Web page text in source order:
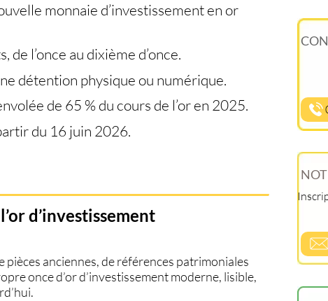
monnaie d’investissement en or
l’once au dixième d’once.
détention physique ou numérique.
de 65 % du cours de l’or en 2025.
du 16 juin 2026.
d’investissement
pièces anciennes, de références patrimoniales
once d’or d’investissement moderne, lisible,